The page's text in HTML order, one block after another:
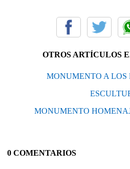
OTROS ARTÍCULOS
MONUMENTO A LOS
MONUMENTO
0 COMENTARIOS